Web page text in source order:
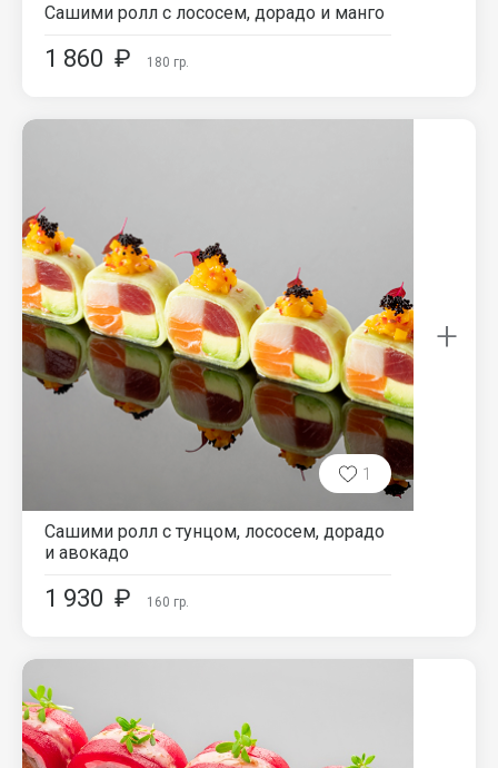
Сашими ролл с лососем, дорадо и манго
1 860 ₽ 180 гр.
1
Сашими ролл с тунцом, лососем, дорадо
и авокадо
1 930 ₽ 160 гр.
+